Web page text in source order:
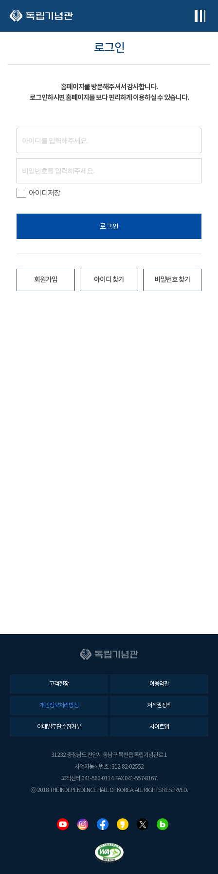
로그인
홈페이지를 방문해주셔서 감사합니다.
로그인하시면 홈페이지를 보다 편리하게 이용하실 수 있습니다.
아이디저장
로그인
회원가입 아이디 찾기 비밀번호 찾기
고객헌장 이용약관
개인정보처리방침 저작권정책
이메일무단수집거부 사이트맵
31232 충청남도 천안시 동남구 목천읍 독립기념관로 1
사업자등록번호 : 312-82-02552
고객센터 041-560-0114. FAX 041-557-8167.
ⓒ 2018 THE INDEPENDENCE HALL OF KOREA. ALL RIGHTS RESERVED.